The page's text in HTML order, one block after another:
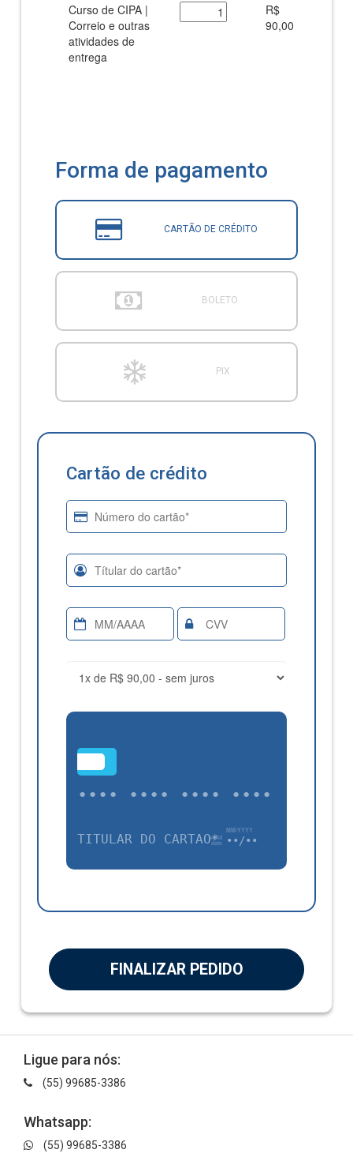
Curso de CIPA |
Correio e outras
atividades de
entrega
R$
90,00
Forma de pagamento
CARTÃO DE CRÉDITO
BOLETO
PIX
Cartão de crédito
•••• •••• •••• ••••
TÍTULAR DO CARTÃO* ••/••
FINALIZAR PEDIDO
Ligue para nós:
(55) 99685-3386
Whatsapp:
(55) 99685-3386